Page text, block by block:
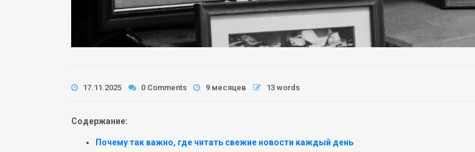
17.11.2025 0 Comments 9 месяцев 13 words
Содержание:
Почему так важно, где читать свежие новости каждый день